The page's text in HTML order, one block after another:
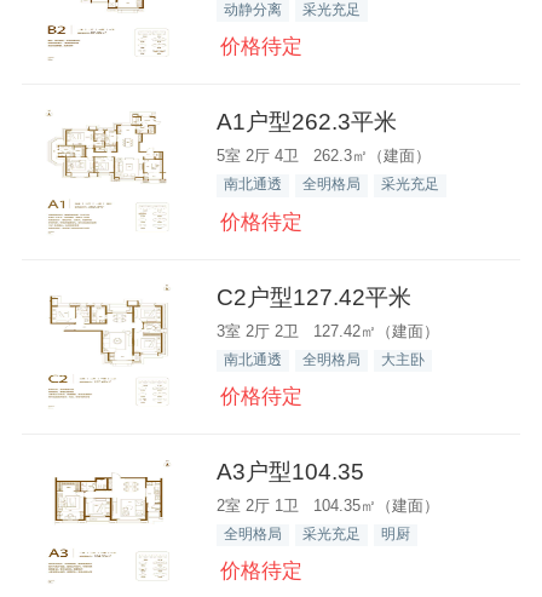
动静分离 采光充足
价格待定
A1户型262.3平米
5室 2厅 4卫 262.3㎡（建面）
南北通透 全明格局 采光充足
价格待定
C2户型127.42平米
3室 2厅 2卫 127.42㎡（建面）
南北通透 全明格局 大主卧
价格待定
A3户型104.35
2室 2厅 1卫 104.35㎡（建面）
全明格局 采光充足 明厨
价格待定